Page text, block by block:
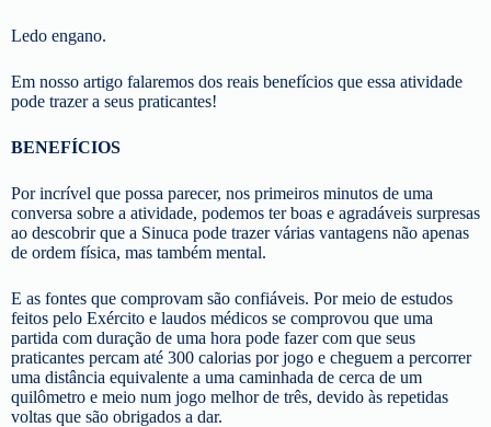
Ledo engano.
Em nosso artigo falaremos dos reais benefícios que essa atividade
pode trazer a seus praticantes!
BENEFÍCIOS
Por incrível que possa parecer, nos primeiros minutos de uma
conversa sobre a atividade, podemos ter boas e agradáveis surpresas
ao descobrir que a Sinuca pode trazer várias vantagens não apenas
de ordem física, mas também mental.
E as fontes que comprovam são confiáveis. Por meio de estudos
feitos pelo Exército e laudos médicos se comprovou que uma
partida com duração de uma hora pode fazer com que seus
praticantes percam até 300 calorias por jogo e cheguem a percorrer
uma distância equivalente a uma caminhada de cerca de um
quilômetro e meio num jogo melhor de três, devido às repetidas
voltas que são obrigados a dar.